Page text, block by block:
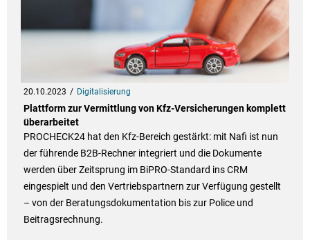
20.10.2023 Digitalisierung
Plattform zur Vermittlung von Kfz-Versicherungen komplett
überarbeitet
PROCHECK24 hat den Kfz-Bereich gestärkt: mit Nafi ist nun
der führende B2B-Rechner integriert und die Dokumente
werden über Zeitsprung im BiPRO-Standard ins CRM
eingespielt und den Vertriebspartnern zur Verfügung gestellt
– von der Beratungsdokumentation bis zur Police und
Beitragsrechnung.